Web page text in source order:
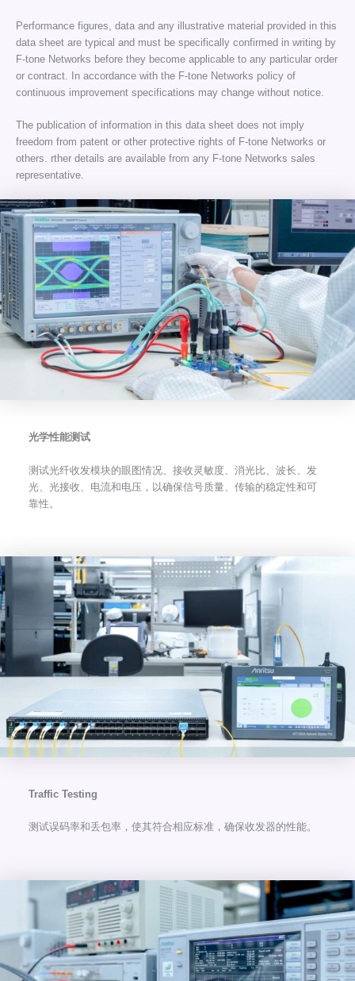
Performance figures, data and any illustrative material provided in this
data sheet are typical and must be specifically confirmed in writing by
F-tone Networks before they become applicable to any particular order
or contract. In accordance with the F-tone Networks policy of
continuous improvement specifications may change without notice.
The publication of information in this data sheet does not imply
freedom from patent or other protective rights of F-tone Networks or
others. rther details are available from any F-tone Networks sales
representative.
光学性能测试
测试光纤收发模块的眼图情况、接收灵敏度、消光比、波长、发
光、光接收、电流和电压，以确保信号质量、传输的稳定性和可
靠性。
Traffic Testing
测试误码率和丢包率，使其符合相应标准，确保收发器的性能。